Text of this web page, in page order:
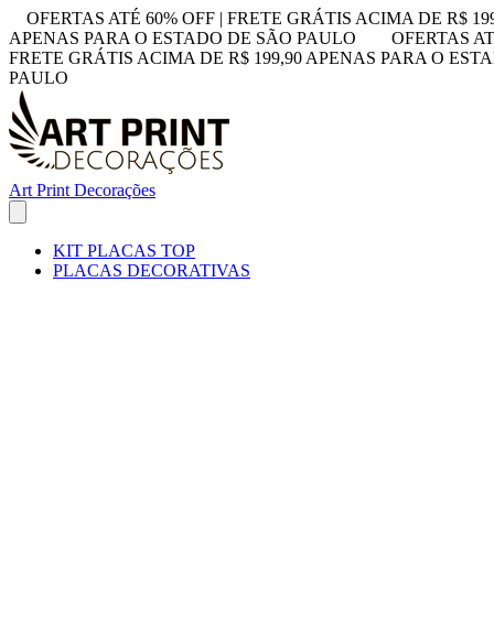
OFERTAS ATÉ 60% OFF | FRETE GRÁTIS ACIMA DE R$
APENAS PARA O ESTADO DE SÃO PAULO
OFERTAS
FRETE GRÁTIS ACIMA DE R$ 199,90 APENAS PARA O
PAULO
Art Print Decorações
KIT PLACAS TOP
PLACAS DECORATIVAS